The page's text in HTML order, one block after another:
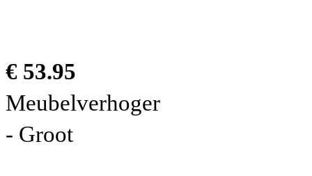
€ 53.95
Meubelverhoger
- Groot